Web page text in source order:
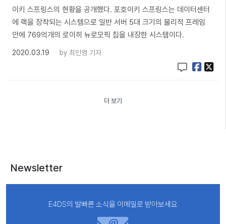
이키 스프링스의 현황을 공개했다. 포호이키 스프링스는 데이터센터
에 랙을 장착되는 시스템으로 일반 서버 5대 크기의 물리적 프레임
안에 769억개의 로이히 뉴로모픽 칩을 내장한 시스템이다.
2020.03.19
by 최인영 기자
더 보기
Newsletter
E4DS의 발빠른 소식을 이메일로 받아보세요